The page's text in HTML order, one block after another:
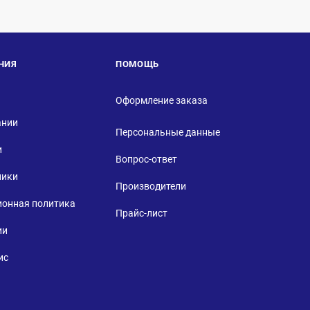
политика
ПОМОЩЬ
Оформление заказа
Персональные данные
Вопрос-ответ
Производители
Прайс-лист